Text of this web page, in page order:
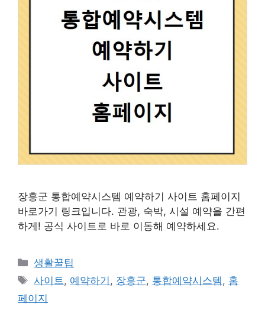
장흥군 통합예약시스템 예약하기 사이트 홈페이지
바로가기 링크입니다. 관광, 숙박, 시설 예약을 간편
하게! 공식 사이트로 바로 이동해 예약하세요.
카
테
리
생활꿀팁
태
그
사이트, 예약하기 , 장흥군, 통합예약시스템, 홈
페이지